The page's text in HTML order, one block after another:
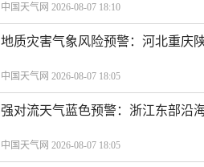
中国天气网 2026-08-07 18:10
地质灾害气象风险预警：河北重庆
中国天气网 2026-08-07 18:05
强对流天气蓝色预警：浙江东部沿
中国天气网 2026-08-07 18:05